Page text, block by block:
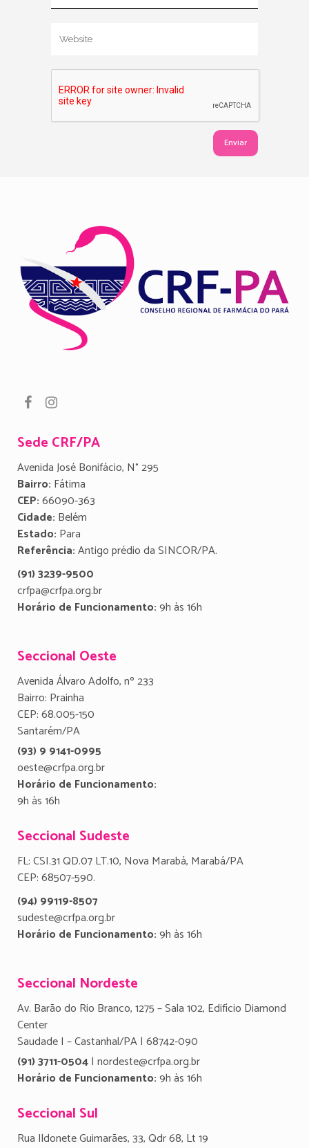
Sede CRF/PA
Avenida José Bonifácio, N° 295
Bairro: Fátima
CEP:66090-363
Cidade: Belém
Estado: Para
Referência:Antigo prédio da SINCOR/PA.
(91) 3239-9500
crfpa@crfpa.org.br
Horário de Funcionamento:9h às 16h
Seccional Oeste
Avenida Álvaro Adolfo, nº 233
Bairro: Prainha
CEP: 68.005-150
Santarém/PA
(93) 9 9141-0995
oeste@crfpa.org.br
Horário de Funcionamento:
9h às 16h
Seccional Sudeste
FL: CSI.31 QD.07 LT.10, Nova Marabá, Marabá/PA
CEP: 68507-590.
(94) 99119-8507
sudeste@crfpa.org.br
Horário de Funcionamento:9h às 16h
Seccional Nordeste
Av. Barão do Rio Branco, 1275 – Sala 102, Edifício Diamond
Center
Saudade I – Castanhal/PA | 68742-090
(91) 3711-0504| nordeste@crfpa.org.br
Horário de Funcionamento:9h às 16h
Seccional Sul
Rua Ildonete Guimarães, 33, Qdr 68, Lt 19